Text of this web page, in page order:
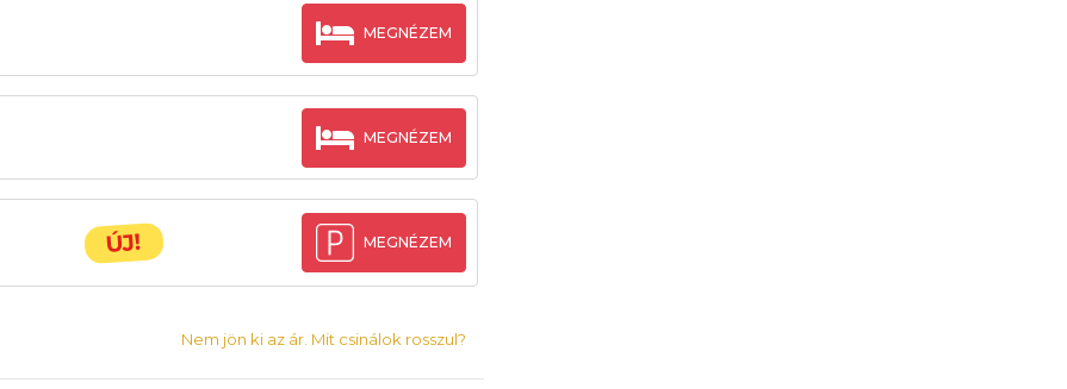
MEGNÉZEM
MEGNÉZEM
ÚJ! MEGNÉZEM
Nem jön ki az ár. Mit csinálok rosszul?